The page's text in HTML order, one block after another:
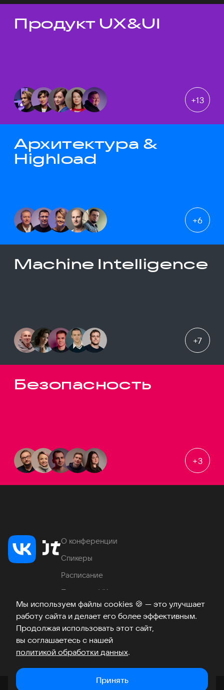
Мы используем файлы cookies 🍪 — это улучшает
работу сайта и делает его более эффективным.
Продолжая использовать этот сайт,
вы соглашаетесь с нашей
политикой обработки данных.
Принять
Темы докладов
Продукт UX&UI
+13
Архитектура &
Highload
+6
Machine Intelligence
+7
Безопасность
+3
О конференции
Спикеры
Расписание
Продукты VK
Место проведения
Часто задаваемые вопросы
ТелеграмВКонтакте
Хабр
Возникли вопросы? ©2026